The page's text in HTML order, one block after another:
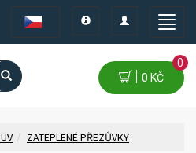
Toggle
Toggle
navigation
Toggle
0 KČ
0
ZATEPLENÉ PŘEZŮVKY